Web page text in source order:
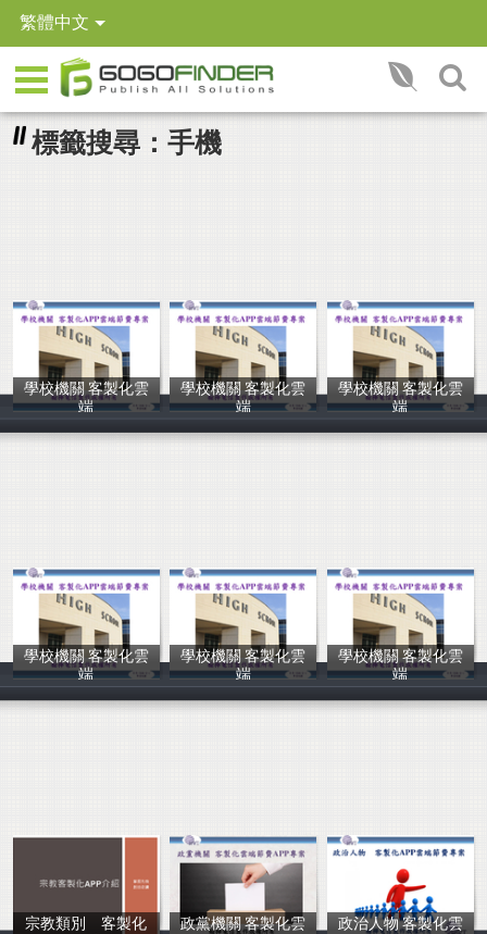
繁體中文
標籤搜尋：手機
學校機關 客製化雲
端
翰樺電信
學校機關 客製化雲
端
翰樺電信
學校機關 客製化雲
端
翰樺電信
學校機關 客製化雲
端
翰樺電信
學校機關 客製化雲
端
翰樺電信
學校機關 客製化雲
端
翰樺電信
宗教類別 客製化
政黨機關 客製化雲
政治人物 客製化雲